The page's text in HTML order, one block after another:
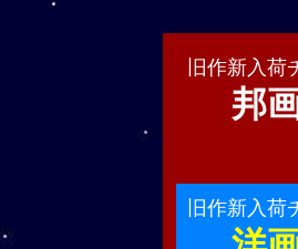
旧作新入荷
邦
旧作新入荷